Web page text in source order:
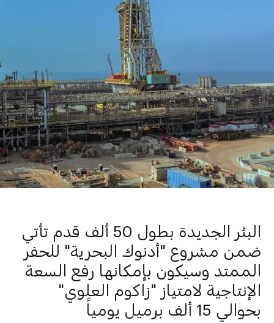
البئر الجديدة بطول 50 ألف قدم تأتي
ضمن مشروع "أدنوك البحرية" للحفر
الممتد وسيكون بإمكانها رفع السعة
الإنتاجية لامتياز "زاكوم العلوي"
بحوالي 15 ألف برميل يومياً